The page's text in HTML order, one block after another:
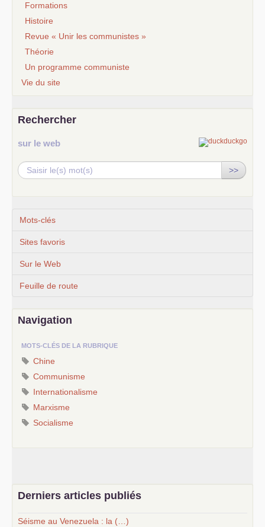
Formations
Histoire
Revue « Unir les communistes »
Théorie
Un programme communiste
Vie du site
Rechercher
sur le web
>>
Mots-clés
Sites favoris
Sur le Web
Feuille de route
Navigation
MOTS-CLÉS DE LA RUBRIQUE
Chine
Communisme
Internationalisme
Marxisme
Socialisme
Derniers articles publiés
Séisme au Venezuela : la (…)